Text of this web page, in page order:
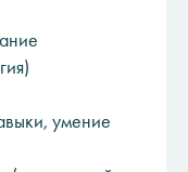
умение